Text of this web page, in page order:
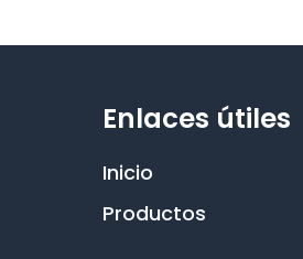
Enlaces útiles
Inicio
Productos